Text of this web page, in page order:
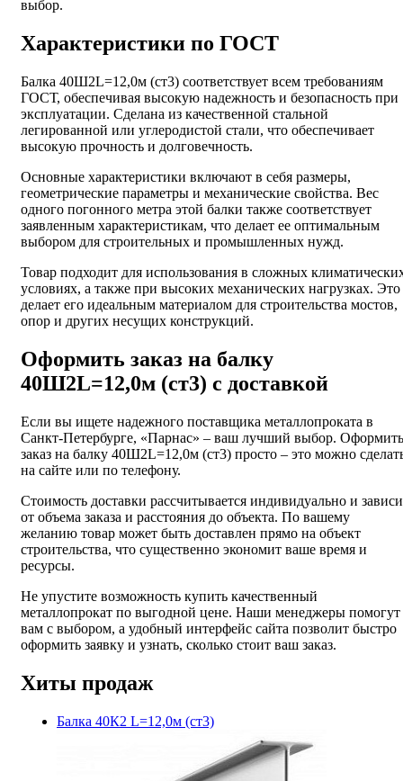
выбор.
Характеристики по ГОСТ
Балка 40Ш2L=12,0м (ст3) соответствует всем требованиям
ГОСТ, обеспечивая высокую надежность и безопасность при
эксплуатации. Сделана из качественной стальной
легированной или углеродистой стали, что обеспечивает
высокую прочность и долговечность.
Основные характеристики включают в себя размеры,
геометрические параметры и механические свойства. Вес
одного погонного метра этой балки также соответствует
заявленным характеристикам, что делает ее оптимальным
выбором для строительных и промышленных нужд.
Товар подходит для использования в сложных
условиях, а также при высоких механических нагрузках. Это
делает его идеальным материалом для строительства мостов,
опор и других несущих конструкций.
Оформить заказ на балку
40Ш2L=12,0м (ст3) с доставкой
Если вы ищете надежного поставщика металлопроката в
Санкт-Петербурге, «Парнас» – ваш лучший выбор. Оформить
заказ на балку 40Ш2L=12,0м (ст3) просто – это можно
на сайте или по телефону.
Стоимость доставки рассчитывается индивидуально и
от объема заказа и расстояния до объекта. По вашему
желанию товар может быть доставлен прямо на объект
строительства, что существенно экономит ваше время и
ресурсы.
Не упустите возможность купить качественный
металлопрокат по выгодной цене. Наши менеджеры помогут
вам с выбором, а удобный интерфейс сайта позволит быстро
оформить заявку и узнать, сколько стоит ваш заказ.
Хиты продаж
Балка 40К2 L=12,0м (ст3)